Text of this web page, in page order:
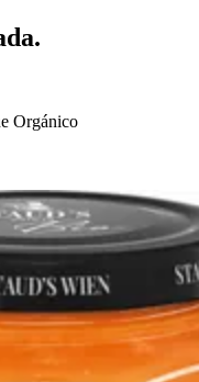
Orgánico